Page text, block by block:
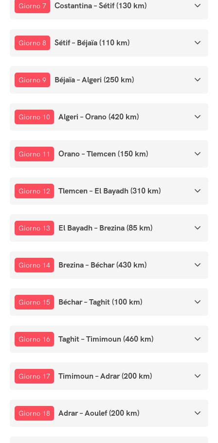
Giorno 7 Costantina – Sétif (130 km)
Giorno 8 Sétif – Béjaïa (110 km)
Giorno 9 Béjaïa – Algeri (250 km)
Giorno 10 Algeri – Orano (420 km)
Giorno 11 Orano – Tlemcen (150 km)
Giorno 12 Tlemcen – El Bayadh (310 km)
Giorno 13 El Bayadh – Brezina (85 km)
Giorno 14 Brezina – Béchar (430 km)
Giorno 15 Béchar – Taghit (100 km)
Giorno 16 Taghit – Timimoun (460 km)
Giorno 17 Timimoun – Adrar (200 km)
Giorno 18 Adrar – Aoulef (200 km)